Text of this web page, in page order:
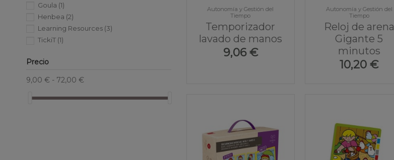
Autonomía y Gestión del
Tiempo
Temporizador
lavado de manos
9,06 €
Autonomía y Gestión del
Tiempo
Reloj de arena
Gigante 5
minutos
10,20 €
Goula (1)
Henbea (2)
Learning Resources (3)
TickiT (1)
Precio
9,00 € - 72,00 €